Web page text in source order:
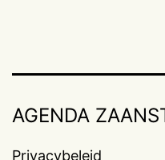
AGENDA
Privacybeleid